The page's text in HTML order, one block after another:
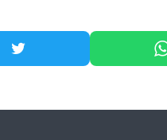
Twitter'da Paylaş